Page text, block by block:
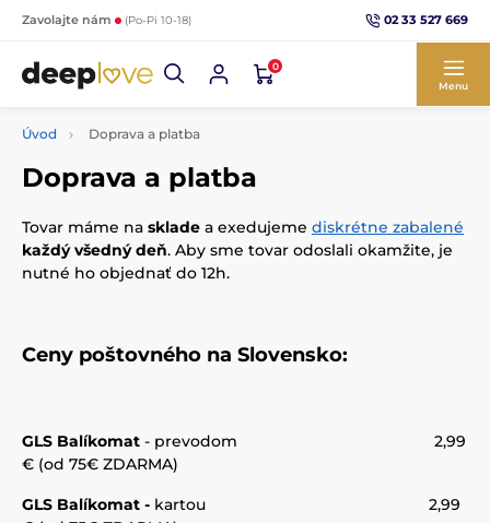
Zavolajte nám (Po-Pi 10-18) 02 33 527 669
0
Menu
Úvod Doprava a platba
Doprava a platba
Tovar máme na sklade a exedujeme diskrétne zabalené
každý všedný deň. Aby sme tovar odoslali okamžite, je
nutné ho objednať do 12h.
Ceny poštovného na Slovensko:
GLS Balíkomat - prevodom 2,99
€ (od 75€ ZDARMA)
GLS Balíkomat - kartou 2,99